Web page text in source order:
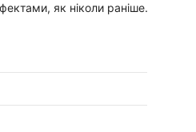
як ніколи раніше.